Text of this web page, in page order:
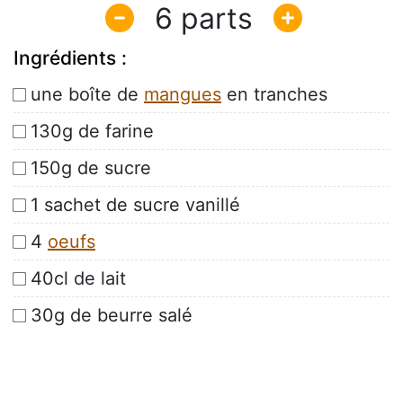
6
Ingrédients :
une boîte de mangues en tranches
130g de farine
150g de sucre
1 sachet de sucre vanillé
4 oeufs
40cl de lait
30g de beurre salé